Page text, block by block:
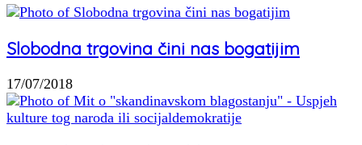
Slobodna trgovina čini nas bogatijim
17/07/2018